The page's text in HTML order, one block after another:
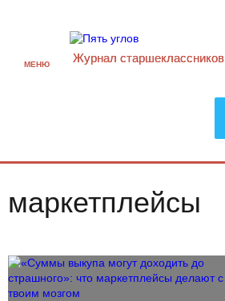
МЕНЮ Журнал старшекласcников
маркетплейсы